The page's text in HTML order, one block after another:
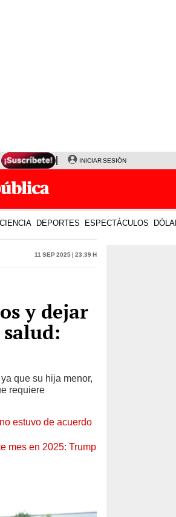
INICIAR SESIÓN
CIENCIA DEPORTES ESPECTÁCULOS
11 Sep 2025 | 23:39 h
y dejar
que su hija menor,
requiere
estuvo de acuerdo
mes en 2025: Trump